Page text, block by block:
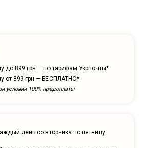
до 899 грн — по тарифам Укрпочты*
от 899 грн — БЕСПЛАТНО*
условии 100% предоплаты
день со вторника по пятницу